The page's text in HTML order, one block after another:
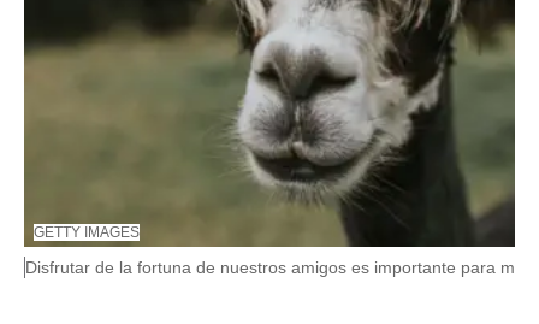
F
U
E
GETTY IMAGES
P
Disfrutar de la fortuna de nuestros amigos es importante para